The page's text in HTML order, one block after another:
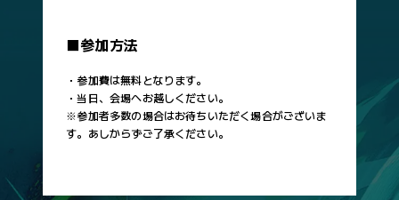
■参加方法
・参加費は無料となります。
・当日、会場へお越しください。
※参加者多数の場合はお待ちいただく場合がございま
す。あしからずご了承ください。
アイテムカード
SDF-066
ブリンカー
SDF-067
ブローバンド
SDF-068
馬銜（はみ）